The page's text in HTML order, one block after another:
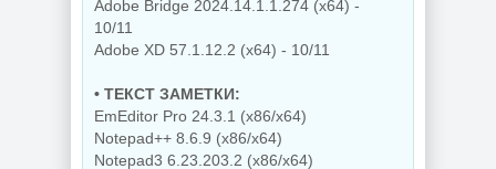
Adobe Bridge 2024.14.1.1.274 (x64) -
10/11
Adobe XD 57.1.12.2 (x64) - 10/11
• ТЕКСТ ЗАМЕТКИ:
EmEditor Pro 24.3.1 (x86/x64)
Notepad++ 8.6.9 (x86/x64)
Notepad3 6.23.203.2 (x86/x64)